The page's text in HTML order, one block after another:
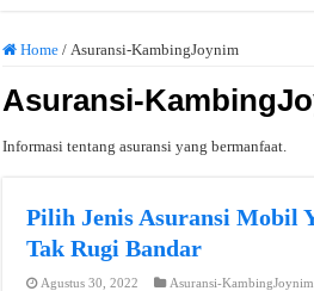
Home / Asuransi-KambingJoynim
Asuransi-
Informasi tentang asuransi yang bermanfaat.
Pilih Jenis Asuransi Mobil
Tak Rugi Bandar
Agustus 30, 2022 Asuransi-KambingJoynim